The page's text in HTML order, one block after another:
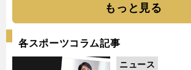
もっと見る
各スポーツコラム記事
ニュース